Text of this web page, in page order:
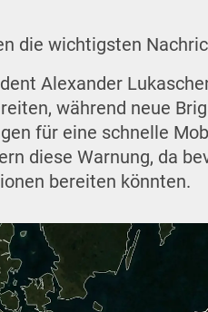
die wichtigsten
Alexander
während neue
für eine schnelle
diese Warnung, da
bereiten könnten.